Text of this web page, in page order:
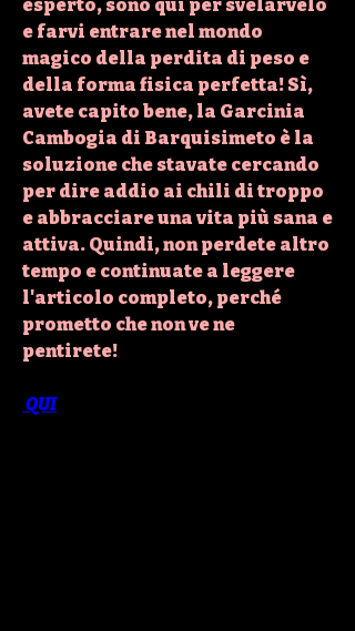
esperto, sono qui per svelarvelo
e farvi entrare nel mondo
magico della perdita di peso e
della forma fisica perfetta! Sì,
avete capito bene, la Garcinia
Cambogia di Barquisimeto è la
soluzione che stavate cercando
per dire addio ai chili di troppo
e abbracciare una vita più sana e
attiva. Quindi, non perdete altro
tempo e continuate a leggere
l'articolo completo, perché
prometto che non ve ne
pentirete!
QUI